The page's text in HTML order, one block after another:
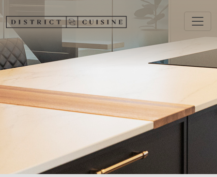
Aller au contenu principal